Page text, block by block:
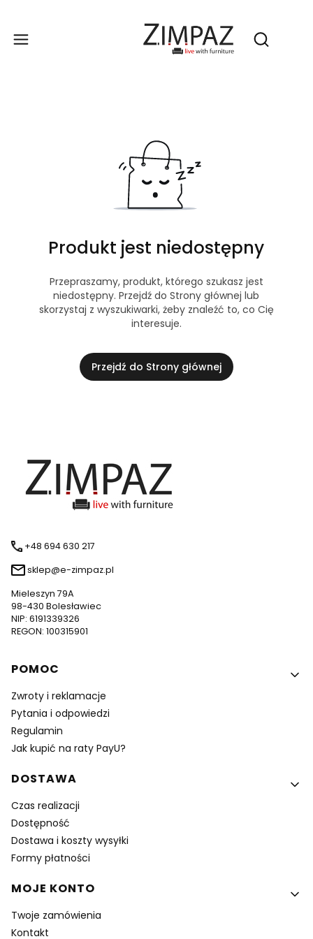
Otwórz
Produkt jest niedostępny
Przepraszamy, produkt, którego szukasz jest
niedostępny. Przejdź do Strony głównej lub
skorzystaj z wyszukiwarki, żeby znaleźć to, co Cię
interesuje.
Przejdź do Strony głównej
+48 694 630 217
sklep@e-zimpaz.pl
Mieleszyn 79A
98-430 Bolesławiec
NIP: 6191339326
REGON: 100315901
Linki w stopce
POMOC
Zwroty i reklamacje
Pytania i odpowiedzi
Regulamin
Jak kupić na raty PayU?
DOSTAWA
Czas realizacji
Dostępność
Dostawa i koszty wysyłki
Formy płatności
MOJE KONTO
Twoje zamówienia
Kontakt